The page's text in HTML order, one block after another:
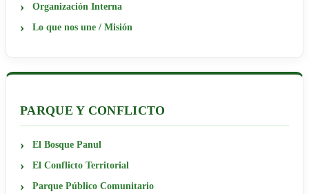
Organización Interna
Lo que nos une / Misión
PARQUE Y CONFLICTO
El Bosque Panul
El Conflicto Territorial
Parque Público Comunitario